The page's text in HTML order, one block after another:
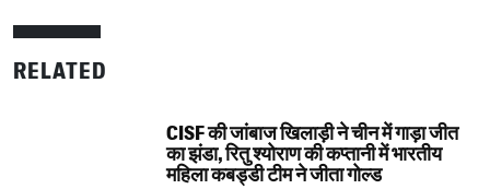
RELATED
CISF की जांबाज खिलाड़ी ने चीन में गाड़ा जीत
का झंडा, रितु श्योराण की कप्तानी में भारतीय
महिला कबड्डी टीम ने जीता गोल्ड